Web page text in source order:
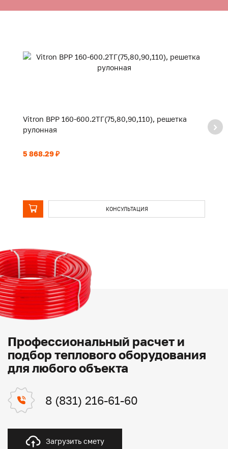
Vitron ВРР 160-600.2ТГ(75,80,90,110), решетка
рулонная
5 868.29 ₽
КОНСУЛЬТАЦИЯ
Профессиональный расчет и
подбор теплового оборудования
для любого объекта
8 (831) 216-61-60
Загрузить смету